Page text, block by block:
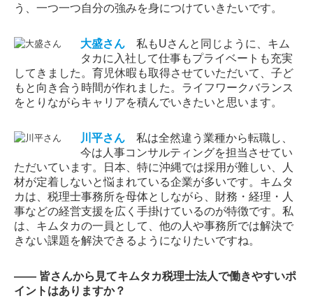
う、一つ一つ自分の強みを身につけていきたいです。
大盛さん私もUさんと同じように、キム
タカに入社して仕事もプライベートも充実
してきました。育児休暇も取得させていただいて、子ど
もと向き合う時間が作れました。ライフワークバランス
をとりながらキャリアを積んでいきたいと思います。
川平さん私は全然違う業種から転職し、
今は人事コンサルティングを担当させてい
ただいています。日本、特に沖縄では採用が難しい、人
材が定着しないと悩まれている企業が多いです。キムタ
カは、税理士事務所を母体としながら、財務・経理・人
事などの経営支援を広く手掛けているのが特徴です。私
は、キムタカの一員として、他の人や事務所では解決で
きない課題を解決できるようになりたいですね。
―― 皆さんから見てキムタカ税理士法人で働きやすいポ
イントはありますか？